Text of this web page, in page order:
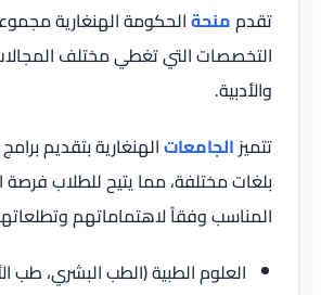
تقدممنحةالحكومة الهنغارية
التخصصات التي تغطي مختلف
والأدبية.
تتميز الجامعاتالهنغارية بتقديم
بلغات مختلفة، مما يتيح للطلاب فرصة
المناسب وفقاً لاهتماماتهم
العلوم الطبية (الطب البشري، طب